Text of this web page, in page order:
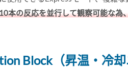
本の反応を並行して観察可能な為
Block（昇温・冷却